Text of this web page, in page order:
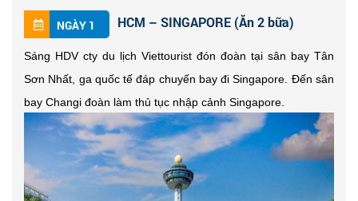
NGÀY 1 HCM – SINGAPORE (Ăn 2 bữa)
Sáng HDV cty du lịch Viettourist đón đoàn tại sân bay Tân
Sơn Nhất, ga quốc tế đáp chuyến bay đi Singapore. Đến sân
bay Changi đoàn làm thủ tục nhập cảnh Singapore.